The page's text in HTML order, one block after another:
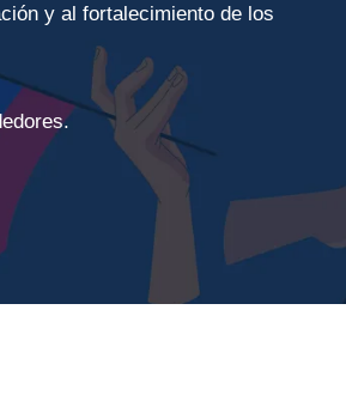
y al fortalecimiento de los